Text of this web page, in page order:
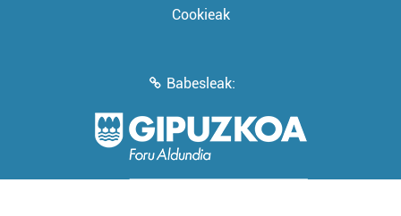
Cookieak
Babesleak: